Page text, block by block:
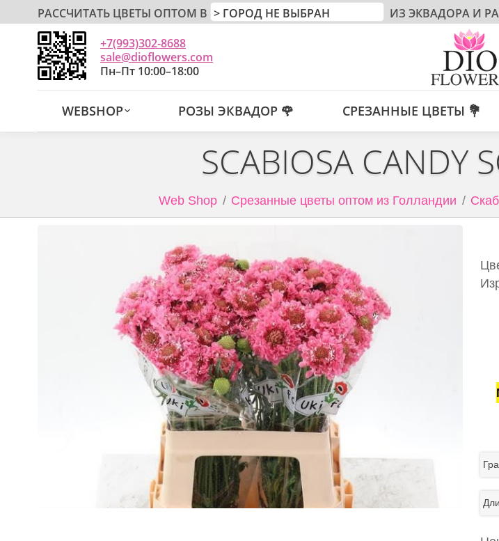
РАССЧИТАТЬ ЦВЕТЫ ОПТОМ В ИЗ ЭКВАДОРА И
+7(993)302-8688
sale@dioflowers.com
Пн–Пт 10:00–18:00
WEBSHOP РОЗЫ ЭКВАДОР 🌹 СРЕЗАННЫЕ ЦВЕТЫ 💐
SCABIOSA
Web Shop Срезанные цветы оптом из Голландии